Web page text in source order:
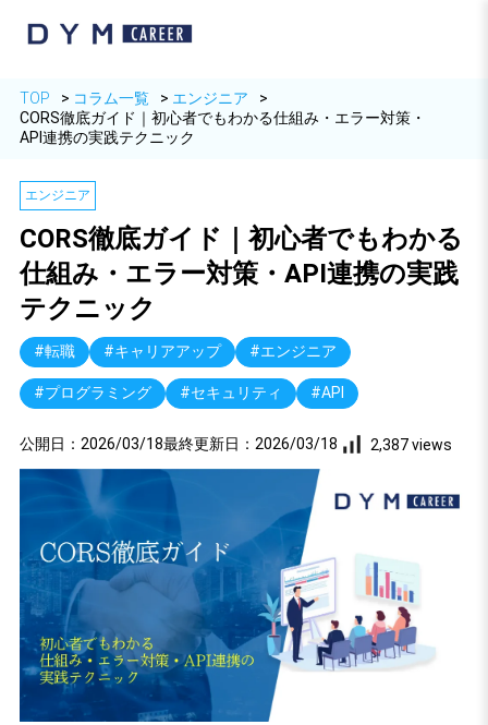
TOP コラム一覧
エンジニア
CORS徹底ガイド｜初心者でもわかる仕組み・エラー対策・
API連携の実践テクニック
エンジニア
CORS徹底ガイド｜初心者でもわかる
仕組み・エラー対策・API連携の実践
テクニック
#転職 #キャリアアップ #エンジニア
#プログラミング #セキュリティ #API
公開日： 2026/03/18最終更新日： 2026/03/18 2,387 views